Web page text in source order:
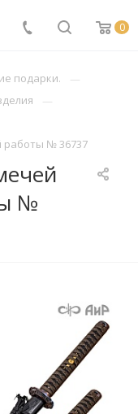
0
подарки.
работы № 36737
№